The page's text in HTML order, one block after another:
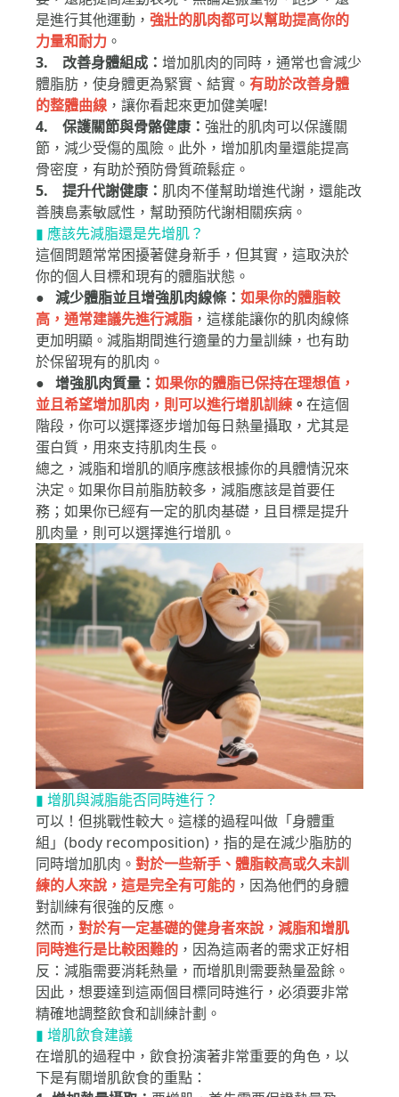
要，還能提高運動表現。無論是搬重物、跑步，還
是進行其他運動，
力量和耐力。
3. 改善身體組成：增加肌肉的同時，通常也會減少
體脂肪，使身體更為緊實、結實。有助於改善身體
的整體曲線，讓你看起來更加健美喔!
4. 保護關節與骨骼健康：強壯的肌肉可以保護關
節，減少受傷的風險。此外，增加肌肉量還能提高
骨密度，有助於預防骨質疏鬆症。
5. 提升代謝健康：肌肉不僅幫助增進代謝，還能改
善胰島素敏感性，幫助預防代謝相關疾病。
▮ 應該先減脂還是先增肌？
這個問題常常困擾著健身新手，但其實，這取決於
你的個人目標和現有的體脂狀態。
● 減少體脂並且增強肌肉線條：如果你的體脂較
高，通常建議先進行減脂，這樣能讓你的肌肉線條
更加明顯。減脂期間進行適量的力量訓練，也有助
於保留現有的肌肉。
● 增強肌肉質量： 如果你的體脂已保持在理想值，
並且希望增加肌肉，則可以進行增肌訓練 。 在這個
階段，你可以選擇逐步增加每日熱量攝取，尤其是
蛋白質，用來支持肌肉生長。
總之，減脂和增肌的順序應該根據你的具體情況來
決定。如果你目前脂肪較多，減脂應該是首要任
務；如果你已經有一定的肌肉基礎，且目標是提升
肌肉量，則可以選擇進行增肌。
▮ 增肌與減脂能否同時進行？
可以！但挑戰性較大。這樣的過程叫做「身體重
組」(body recomposition)，指的是在減少脂肪的
同時增加肌肉。對於一些新手、體脂較高或久未訓
練的人來說，這是完全有可能的
對訓練有很強的反應。
然而，對於有一定基礎的健身者來說，減脂和增肌
同時進行是比較困難的 ，因為這兩者的需求正好相
反：減脂需要消耗熱量，而增肌則需要熱量盈餘。
因此，想要達到這兩個目標同時進行，必須要非常
精確地調整飲食和訓練計劃。
▮ 增肌飲食建議
在增肌的過程中，飲食扮演著非常重要的角色，以